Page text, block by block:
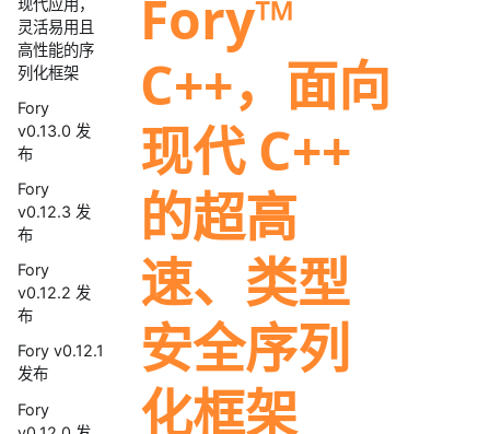
灵活易用且
高性能的序
列化框架
Fory
v0.13.0 发
布
Fory
v0.12.3 发
布
Fory
v0.12.2 发
布
Fory v0.12.1
发布
Fory
Fory™
C++，面向
现代 C++
的超高
速、类型
安全序列
化框架